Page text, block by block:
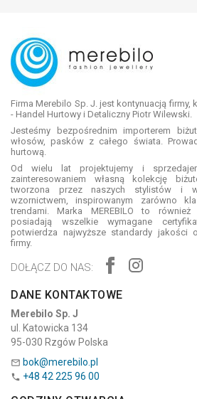
Firma Merebilo Sp. J. jest kontynuacją firmy,
- Handel Hurtowy i Detaliczny Piotr Wilewski.
Jesteśmy bezpośrednim importerem
włosów, pasków z całego świata.
hurtową.
Od wielu lat projektujemy i
zainteresowaniem własną kolekcję
tworzona przez naszych stylistów i
wzornictwem, inspirowanym zarówno
trendami. Marka MEREBILO to
posiadają wszelkie wymagane
potwierdza najwyższe standardy jakości
firmy.
DOŁĄCZ DO NAS:
DANE KONTAKTOWE
Merebilo Sp. J
ul. Katowicka 134
95-030 Rzgów Polska
 bok@merebilo.pl
 +48 42 225 96 00